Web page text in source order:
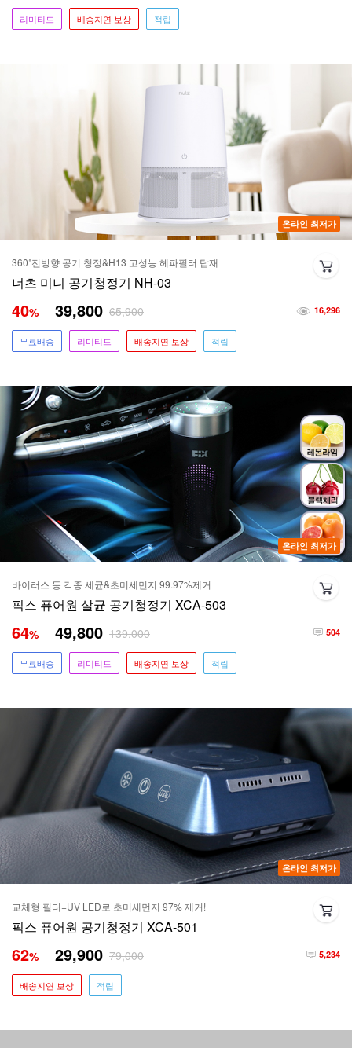
리미티드 배송지연 보상 적립
온라인 최저가
360˚전방향 공기 청정&H13 고성능 헤파필터 탑재
너츠 미니 공기청정기 NH-03
16,296
40% 39,800 65,900
무료배송 리미티드 배송지연 보상 적립
온라인 최저가
바이러스 등 각종 세균&초미세먼지 99.97%제거
픽스 퓨어원 살균 공기청정기 XCA-503
504
64% 49,800 139,000
무료배송 리미티드 배송지연 보상 적립
온라인 최저가
교체형 필터+UV LED로 초미세먼지 97% 제거!
픽스 퓨어원 공기청정기 XCA-501
5,234
62% 29,900 79,000
배송지연 보상 적립